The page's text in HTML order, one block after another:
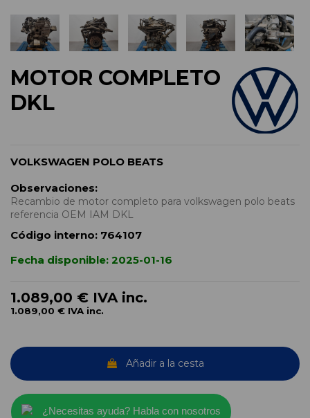
MOTOR COMPLETO
DKL
VOLKSWAGEN POLO BEATS
Observaciones:
Recambio de motor completo para volkswagen polo beats
referencia OEM IAM DKL
Código interno: 764107
Fecha disponible: 2025-01-16
1.089,00 € IVA inc.
1.089,00 € IVA inc.
Añadir a la cesta
¿Necesitas ayuda? Habla con nosotros